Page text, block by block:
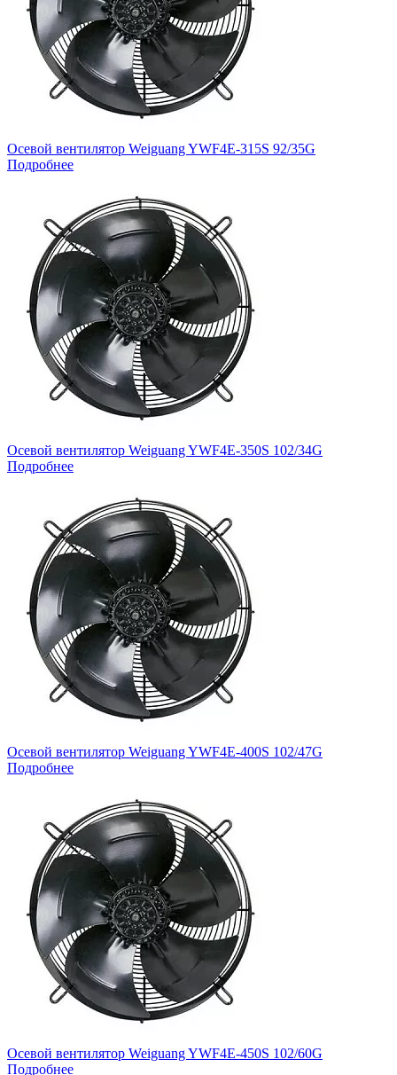
Осевой вентилятор Weiguang YWF4E-315S 92/35G
Подробнее
Осевой вентилятор Weiguang YWF4E-350S 102/34G
Подробнее
Осевой вентилятор Weiguang YWF4E-400S 102/47G
Подробнее
Осевой вентилятор Weiguang YWF4E-450S 102/60G
Подробнее